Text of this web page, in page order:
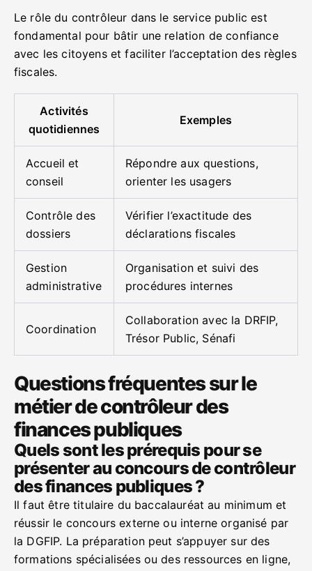
Le rôle du contrôleur dans le service public est
fondamental pour bâtir une relation de confiance
avec les citoyens et faciliter l’acceptation des règles
fiscales.
Activités
quotidiennes
Exemples
Accueil et
conseil
Répondre aux questions,
orienter les usagers
Contrôle des
dossiers
Vérifier l’exactitude des
déclarations fiscales
Gestion
administrative
Organisation et suivi des
procédures internes
Coordination
Collaboration avec la DRFIP,
Trésor Public, Sénafi
Questions fréquentes sur le
métier de contrôleur des
finances publiques
Quels sont les prérequis pour se
présenter au concours de contrôleur
des finances publiques ?
Il faut être titulaire du baccalauréat au minimum et
réussir le concours externe ou interne organisé par
la DGFIP. La préparation peut s’appuyer sur des
formations spécialisées ou des ressources en ligne,